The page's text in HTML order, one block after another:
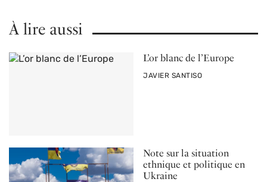
À lire aussi
L’or blanc de l’Europe
PAR
JAVIER SANTISO
Note sur la situation
ethnique et politique en
Ukraine